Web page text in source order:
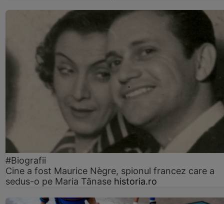
#Biografii
Cine a fost Maurice Nègre, spionul francez care a
sedus-o pe Maria Tănase historia.ro